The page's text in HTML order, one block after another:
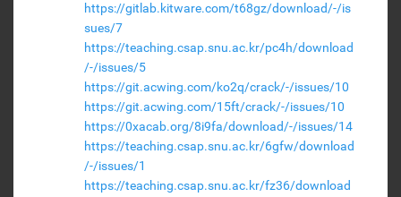
https://gitlab.kitware.com/t68gz/download/-/is
sues/7
https://teaching.csap.snu.ac.kr/pc4h/download
/-/issues/5
https://git.acwing.com/ko2q/crack/-/issues/10
https://git.acwing.com/15ft/crack/-/issues/10
https://0xacab.org/8i9fa/download/-/issues/14
https://teaching.csap.snu.ac.kr/6gfw/download
/-/issues/1
https://teaching.csap.snu.ac.kr/fz36/download